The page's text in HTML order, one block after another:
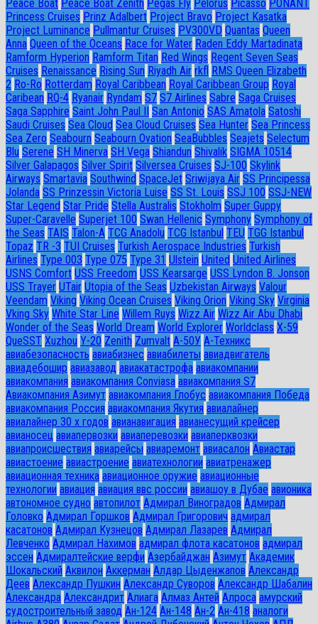
Peace Boat Peace Boat Zenith Pegas Fly Pelorus Picasso PONANT
Princess Cruises Prinz Adalbert Project Bravo Project Kasatka
Project Luminance Pullmantur Cruises PV300VD Quantas Queen
Anna Queen of the Oceans Race for Water Raden Eddy Martadinata
Ramform Hyperion Ramform Titan Red Wings Regent Seven Seas
Cruises Renaissance Rising Sun Riyadh Air rkfl RMS Queen Elizabeth
2 Ro-Ro Rotterdam Royal Caribbean Royal Caribbean Group Royal
Caribean RQ-4 Ryanair Ryndam S7 S7 Airlines Sabre Saga Cruises
Saga Sapphire Saint John Paul II San Antonio SAS Amatola Satoshi
Saudi Cruises Sea Cloud Sea Cloud Cruises Sea Hunter Sea Princess
Sea Zero Seabourn Seabourn Ovation SeaBubbles Seajets Selectum
Blu Serene SH Minerva SH Vega Shiandun Shivalik SIGMA 10514
Silver Galapagos Silver Spirit Silversea Cruises SJ-100 Skylink
Airways Smartavia Southwind SpaceJet Sriwijaya Air SS Principessa
Jolanda SS Prinzessin Victoria Luise SS St. Louis SSJ 100 SSJ-NEW
Star Legend Star Pride Stella Australis Stokholm Super Guppy
Super-Caravelle Superjet 100 Swan Hellenic Symphony Symphony of
the Seas TAIS Talon-A TCG Anadolu TCG Istanbul TEU TGG Istanbul
Topaz TR -3 TUI Cruises Turkish Aerospace Industries Turkish
Airlines Type 003 Type 075 Type 31 Ulstein United United Airlines
USNS Comfort USS Freedom USS Kearsarge USS Lyndon B. Jonson
USS Trayer UTair Utopia of the Seas Uzbekistan Airways Valour
Veendam Viking Viking Ocean Cruises Viking Orion Viking Sky Virginia
Vking Sky White Star Line Willem Ruys Wizz Air Wizz Air Abu Dhabi
Wonder of the Seas World Dream World Explorer Worldclass X-59
QueSST Xuzhou Y-20 Zenith Zumvalt А-50У А-Техникс
авиабезопасность авиабизнес авиабилеты авиадвигатель
авиадебошир авиазавод авиакатастрофа авиакомпании
авиакомпания авиакомпания Conviasa авиакомпания S7
Авиакомпания Азимут авиакомпания Глобус авиакомпания Победа
авиакомпания Россия авиакомпания Якутия авиалайнер
авиалайнер 30 х годов авианавигация авианесущий крейсер
авианосец авиапервозки авиаперевозки авиаперквозки
авиапроисшествия авиарейсы авиаремонт авиасалон Авиастар
авиастоение авиастроение авиатехнологии авиатренажер
авиационная техника авиационное оружие авиационные
технологии авиация авиация ввс россии авиашоу в Дубае авионика
автономное судно автопилот Адмирал Виноградов Адмирал
Головко Адмирал Горшков Адмирал Григорович адмирал
касатонов Адмирал Кузнецов Адмирал Лазарев Адмирал
Левченко Адмирал Нахимов адмирал флота касатонов адмирал
эссен Адмиралтейские верфи Азербайджан Азимут Академик
Шокальский Аквилон Аккерман Алдар Цыденжапов Александр
Деев Александр Пушкин Александр Суворов Александр Шабалин
Александра Александрит Алиага Алмаз Антей Алроса амурский
судостроительный завод Ан-124 Ан-148 Ан-2 Ан-418 аналоги